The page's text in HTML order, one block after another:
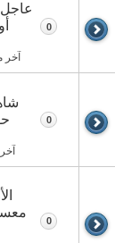
0
0
0